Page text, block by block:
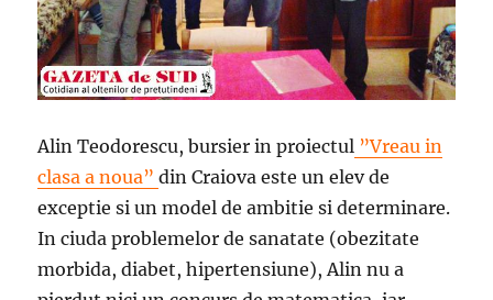
Alin Teodorescu, bursier in proiectul ”Vreau in
clasa a noua”din Craiova este un elev de
exceptie si un model de ambitie si determinare.
In ciuda problemelor de sanatate (obezitate
morbida, diabet, hipertensiune), Alin nu a